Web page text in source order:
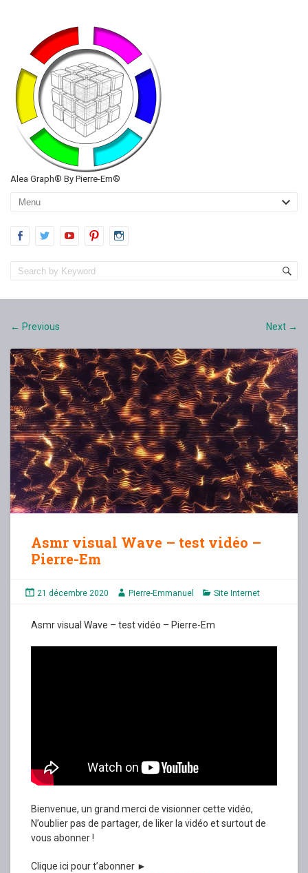
Alea Graph® By Pierre-Em®
← Previous Next →
Asmr visual Wave – test vidéo –
Pierre-Em
21 décembre 2020 Pierre-Emmanuel Site Internet
Asmr visual Wave – test vidéo – Pierre-Em
Bienvenue, un grand merci de visionner cette vidéo,
N’oublier pas de partager, de liker la vidéo et surtout de
vous abonner !
Clique ici pour t’abonner ►